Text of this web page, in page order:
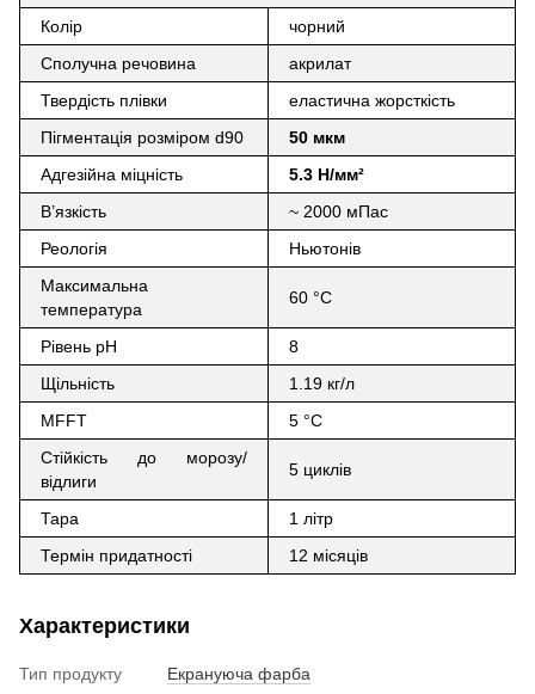
Колір
чорний
Сполучна речовина
акрилат
Твердість плівки
еластична жорсткість
Пігментація розміром d90
50 мкм
Адгезійна міцність
5.3 Н/мм²
В’язкість
~ 2000 мПас
Реологія
Ньютонів
Максимальна
температура
60 °C
Рівень рН
8
Щільність
1.19 кг/л
MFFT
5 °C
Стійкість до морозу/
відлиги
5 циклів
Тара
1 літр
Термін придатності
12 місяців
Характеристики
Тип продукту
Екрануюча фарба